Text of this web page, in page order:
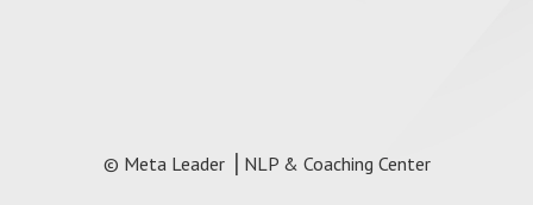
© Meta Leader ⎥ NLP & Coaching Center